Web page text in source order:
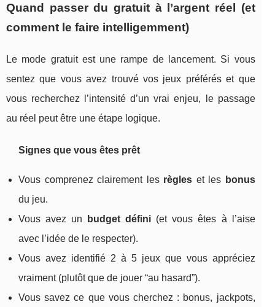
Quand passer du gratuit à l’argent réel (et
comment le faire intelligemment)
Le mode gratuit est une rampe de lancement. Si vous
sentez que vous avez trouvé vos jeux préférés et que
vous recherchez l’intensité d’un vrai enjeu, le passage
au réel peut être une étape logique.
Signes que vous êtes prêt
Vous comprenez clairement les règles et les bonus
du jeu.
Vous avez un
budget défini (et vous êtes à l’aise
avec l’idée de le respecter).
Vous avez identifié 2 à 5 jeux que vous appréciez
vraiment (plutôt que de jouer “au hasard”).
Vous savez ce que vous cherchez : bonus, jackpots,